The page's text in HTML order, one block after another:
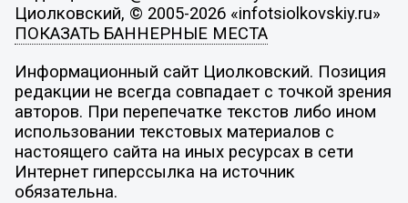
Циолковский, © 2005-2026 «infotsiolkovskiy.ru»
ПОКАЗАТЬ БАННЕРНЫЕ МЕСТА
Информационный сайт Циолковский. Позиция
редакции не всегда совпадает с точкой зрения
авторов. При перепечатке текстов либо ином
использовании текстовых материалов с
настоящего сайта на иных ресурсах в сети
Интернет гиперссылка на источник
обязательна.